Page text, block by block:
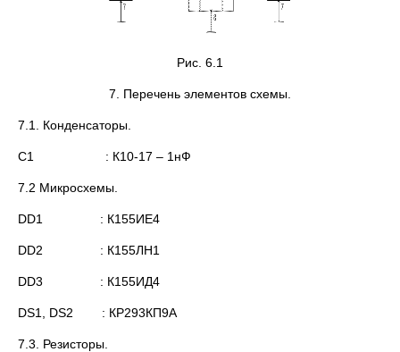
Рис. 6.1
7. Перечень элементов схемы.
7.1. Конденсаторы.
С1 : К10-17 – 1нФ
7.2 Микросхемы.
DD1 : К155ИЕ4
DD2 : К155ЛН1
DD3 : К155ИД4
DS1, DS2 : КР293КП9А
7.3. Резисторы.